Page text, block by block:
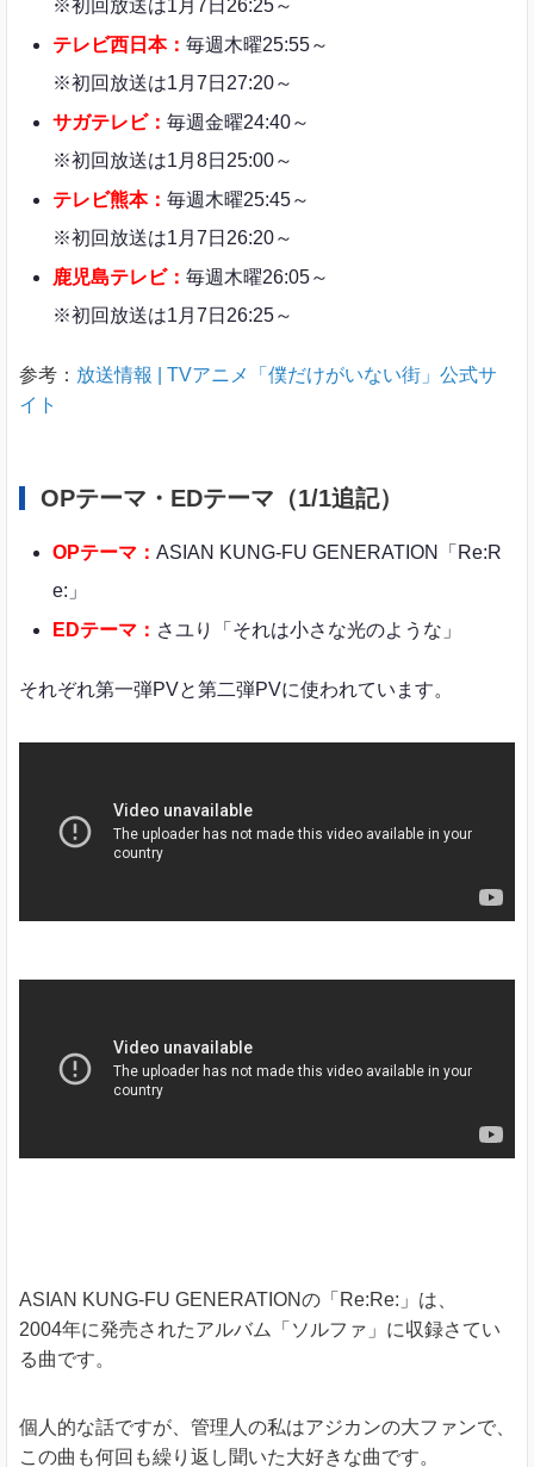
※初回放送は1月7日26:25～
テレビ西日本： 毎週木曜25:55～
※初回放送は1月7日27:20～
サガテレビ： 毎週金曜24:40～
※初回放送は1月8日25:00～
テレビ熊本： 毎週木曜25:45～
※初回放送は1月7日26:20～
鹿児島テレビ： 毎週木曜26:05～
※初回放送は1月7日26:25～
参考： 放送情報 | TVアニメ「僕だけがいない街」公式サ
イト
OPテーマ・EDテーマ（1/1追記）
OPテーマ： ASIAN KUNG-FU GENERATION「Re:R
e:」
EDテーマ： さユり「それは小さな光のような」
それぞれ第一弾PVと第二弾PVに使われています。
ASIAN KUNG-FU GENERATIONの「Re:Re:」は、
2004年に発売されたアルバム「ソルファ」に収録さてい
る曲です。
個人的な話ですが、管理人の私はアジカンの大ファンで、
この曲も何回も繰り返し聞いた大好きな曲です。